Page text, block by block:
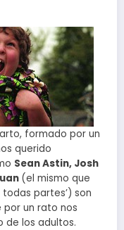
formado por un
querido
Sean Astin, Josh
(el mismo que
partes’) son
un rato nos
de los adultos.